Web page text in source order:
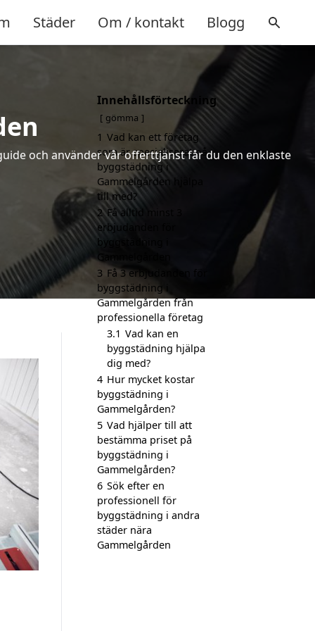
Städer Om / kontakt Blogg
och använder vår offerttjänst får du den enklaste
Innehållsförteckning
gömma
1 Vad kan ett företag
som är specialiserat på
byggstädning i
Gammelgården hjälpa
till med?
2 Få alltid minst 3
erbjudanden för
byggstädning i
Gammelgården
3 Få 3 erbjudanden för
byggstädning i
Gammelgården från
professionella företag
3.1 Vad kan en
byggstädning hjälpa
dig med?
4 Hur mycket kostar
byggstädning i
Gammelgården?
5 Vad hjälper till att
bestämma priset på
byggstädning i
Gammelgården?
6 Sök efter en
professionell för
byggstädning i andra
städer nära
Gammelgården